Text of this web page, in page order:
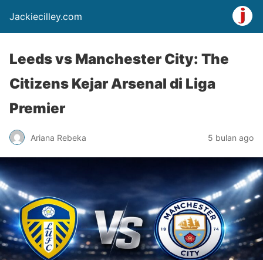
Jackiecilley.com
Leeds vs Manchester City: The
Citizens Kejar Arsenal di Liga
Premier
Ariana Rebeka 5 bulan ago